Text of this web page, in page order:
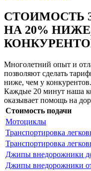
СТОИМОСТЬ
НА 20%
Многолетний опыт и
позволяют сделать
ниже, чем у конкурентов.
Каждые 20 минут наша
оказывает помощь на
Стоимость подачи
Мотоциклы
Транспортировка
Транспортировка
Джипы внедорожники
Джипы внедорожники